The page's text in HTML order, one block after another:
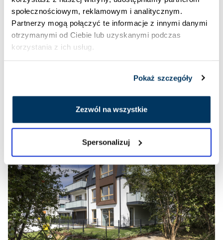
społecznościowym, reklamowym i analitycznym.
Partnerzy mogą połączyć te informacje z innymi danymi
otrzymanymi od Ciebie lub uzyskanymi podczas
korzystania z ich usług.
Pokaż szczegóły
Zezwól na wszystkie
Spersonalizuj